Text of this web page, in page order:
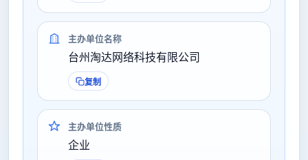
主办单位名称
台州淘达网络科技有限公司
复制
主办单位性质
企业